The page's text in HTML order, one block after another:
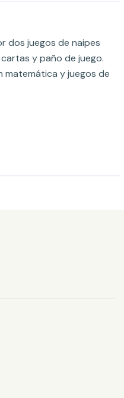
dos juegos de naipes
y paño de juego.
matemática y juegos de